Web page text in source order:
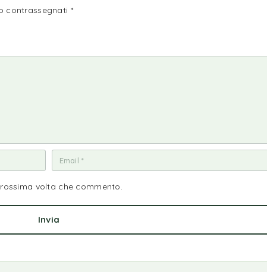
contrassegnati *
volta che commento.